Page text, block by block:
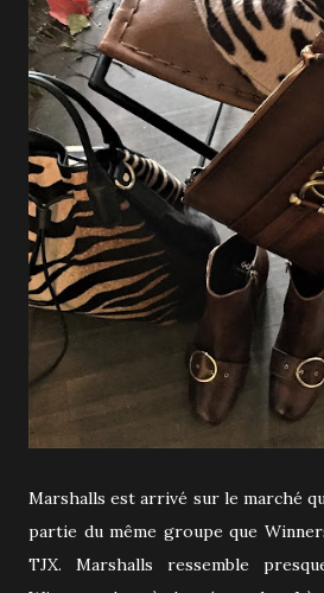
Marshalls est arrivé sur le marché
partie du même groupe que
TJX. Marshalls ressemble